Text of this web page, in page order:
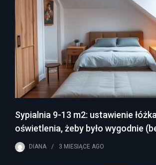
Sypialnia 9-13 m2: ustawienie
oświetlenia, żeby było wygodnie
DIANA 3 MIESIĄCE AGO